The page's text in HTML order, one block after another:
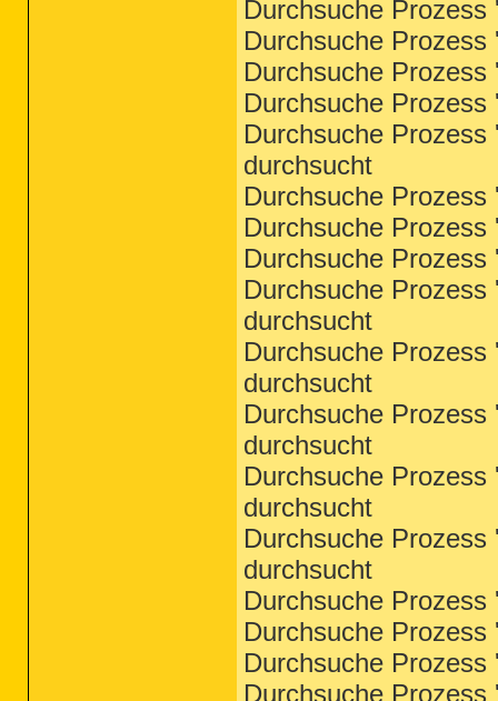
Durchsuche
Durchsuche
Durchsuche
Durchsuche
Durchsuche
durchsucht
Durchsuche
Durchsuche
Durchsuche
Durchsuche
durchsucht
Durchsuche
durchsucht
Durchsuche
durchsucht
Durchsuche
durchsucht
Durchsuche
durchsucht
Durchsuche
Durchsuche
Durchsuche
Durchsuche